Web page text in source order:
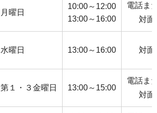
月曜日
10:00～12:00
13:00～16:00
電話ま
対面
水曜日 13:00～16:00 対面
第１・３金曜日 13:00～15:00
電話ま
対面